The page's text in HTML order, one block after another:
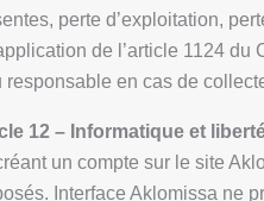
perte d’exploitation,
de l’article 1124
responsable en cas de
12 – Informatique et
un compte sur le site
Interface Aklomissa ne